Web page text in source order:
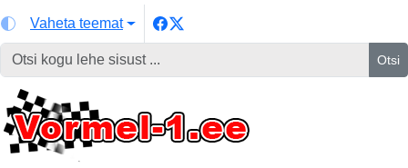
Vaheta teemat
Otsi